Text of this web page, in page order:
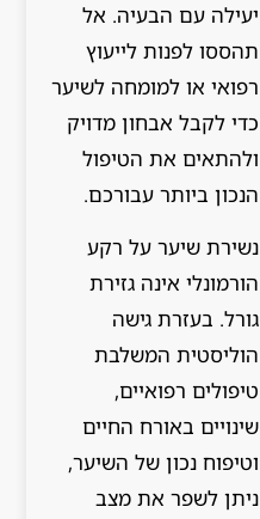
יעילה עם הבעיה. אל
תהססו לפנות לייעוץ
רפואי או למומחה לשיער
כדי לקבל אבחון מדויק
ולהתאים את הטיפול
הנכון ביותר עבורכם.
נשירת שיער על רקע
הורמונלי אינה גזירת
גורל. בעזרת גישה
הוליסטית המשלבת
טיפולים רפואיים,
שינויים באורח החיים
וטיפוח נכון של השיער,
ניתן לשפר את מצב